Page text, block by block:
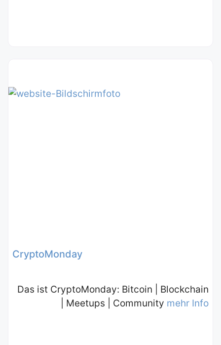
CryptoMonday
Das ist CryptoMonday: Bitcoin | Blockchain
| Meetups | Community mehr Info